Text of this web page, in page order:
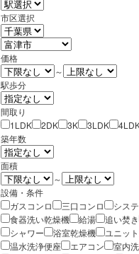
市区選択
価格
～
駅歩分
間取り
1LDK
2DK 3K 3LDK
築年数
面積
～
設備・条件
ガスコンロ
三口コンロ シス
食器洗い乾燥機
給湯 追い焚き
シャワー
浴室乾燥機 ユニッ
温水洗浄便座
エアコン 室内